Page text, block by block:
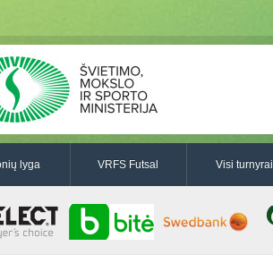
lyga VRFS Futsal Visi turnyrai